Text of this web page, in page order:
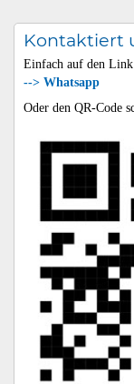
Kontaktiert
Einfach auf den
--> Whatsapp
Oder den QR-Code